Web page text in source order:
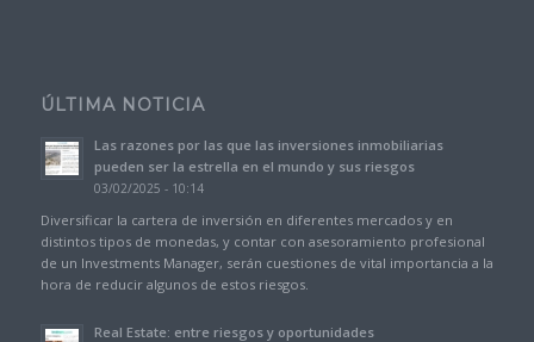
ÚLTIMA NOTICIA
Las razones por las que las inversiones inmobiliarias
pueden ser la estrella en el mundo y sus riesgos
03/02/2025 - 10:14
Diversificar la cartera de inversión en diferentes mercados y en
distintos tipos de monedas, y contar con asesoramiento profesional
de un Investments Manager, serán cuestiones de vital importancia a la
hora de reducir algunos de estos riesgos.
Real Estate: entre riesgos y oportunidades